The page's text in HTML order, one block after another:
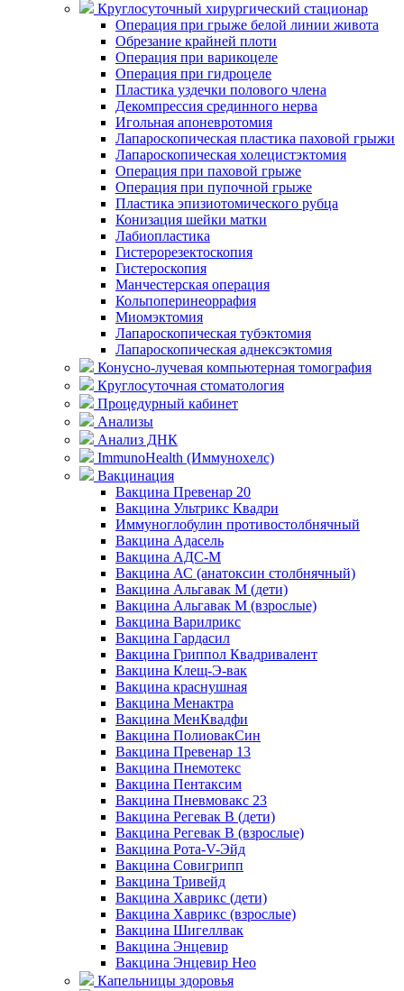
Круглосуточный хирургический стационар
Операция при грыже белой линии живота
Обрезание крайней плоти
Операция при варикоцеле
Операция при гидроцеле
Пластика уздечки полового члена
Декомпрессия срединного нерва
Игольная апоневротомия
Лапароскопическая пластика паховой грыжи
Лапароскопическая холецистэктомия
Операция при паховой грыже
Операция при пупочной грыже
Пластика эпизиотомического рубца
Конизация шейки матки
Лабиопластика
Гистерорезектоскопия
Гистероскопия
Манчестерская операция
Кольпоперинеоррафия
Миомэктомия
Лапароскопическая тубэктомия
Лапароскопическая аднексэктомия
Конусно-лучевая компьютерная томография
Круглосуточная стоматология
Процедурный кабинет
Анализы
Анализ ДНК
ImmunoHealth (Иммунохелс)
Вакцинация
Вакцина Превенар 20
Вакцина Ультрикс Квадри
Иммуноглобулин противостолбнячный
Вакцина Адасель
Вакцина АДС-М
Вакцина АС (анатоксин столбнячный)
Вакцина Альгавак М (дети)
Вакцина Альгавак М (взрослые)
Вакцина Варилрикс
Вакцина Гардасил
Вакцина Гриппол Квадривалент
Вакцина Клещ-Э-вак
Вакцина краснушная
Вакцина Менактра
Вакцина МенКвадфи
Вакцина ПолиовакСин
Вакцина Превенар 13
Вакцина Пнемотекс
Вакцина Пентаксим
Вакцина Пневмовакс 23
Вакцина Регевак В (дети)
Вакцина Регевак В (взрослые)
Вакцина Рота-V-Эйд
Вакцина Совигрипп
Вакцина Тривейд
Вакцина Хаврикс (дети)
Вакцина Хаврикс (взрослые)
Вакцина Шигеллвак
Вакцина Энцевир
Вакцина Энцевир Нео
Капельницы здоровья